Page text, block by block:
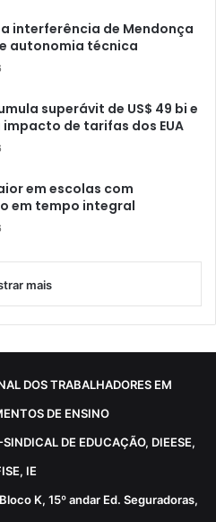
a interferência de Mendonça
autonomia técnica
superávit de US$ 49 bi e
impacto de tarifas dos EUA
em escolas com
em tempo integral
mais
DOS TRABALHADORES EM
DE ENSINO
DE EDUCAÇÃO, DIEESE,
IE
K, 15º andar Ed. Seguradoras,